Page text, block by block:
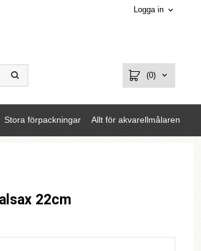
Logga in
(0)
Stora förpackningar Allt för akvarellmålaren
22cm